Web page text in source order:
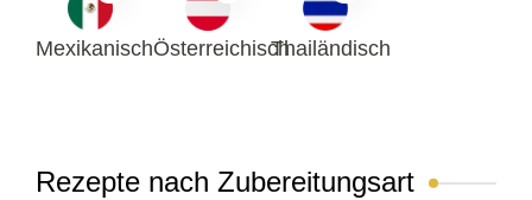
MexikanischÖsterreichischThailändisch
Rezepte nach Zubereitungsart